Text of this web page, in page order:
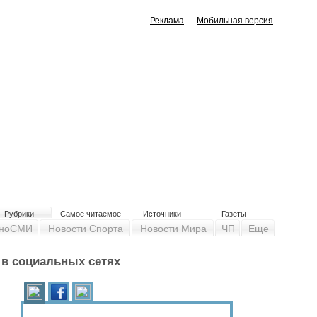
Мобильная версия
Реклама
Газеты
Источники
Самое читаемое
Рубрики
Новости Спорта Новости Мира ЧП Еще
социальных сетях